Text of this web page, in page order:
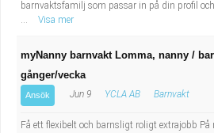
barnvaktsfamilj som passar in på din profil
...
Visa mer
myNanny barnvakt Lomma, nanny /
gånger/vecka
Ansök Jun 9 YCLA AB Barnvakt
Få ett flexibelt och barnsligt roligt extrajobb